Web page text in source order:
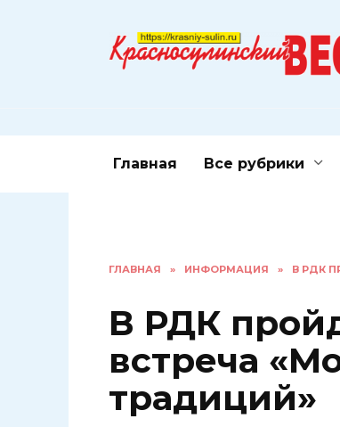
Главная Все рубрики
ГЛАВНАЯ » ИНФОРМАЦИЯ » В РДК
В РДК
встреча
традиций»